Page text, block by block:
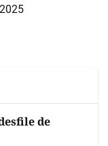
de